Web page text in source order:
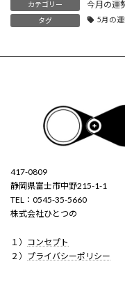
カテゴリー 今月の運
タグ 5月の運
417-0809
静岡県富士市中野215-1-1
TEL：0545-35-5660
株式会社ひとつの
１） コンセプト
２） プライバシーポリシー